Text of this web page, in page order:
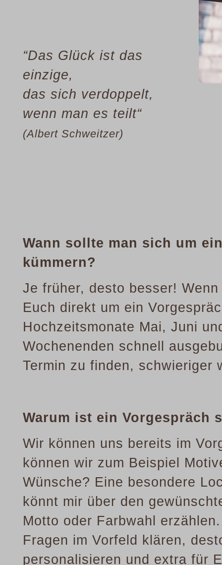
“Das Glück ist das
einzige,
das sich verdoppelt,
wenn man es teilt“
(Albert Schweitzer)
Wann sollte man sich um
kümmern?
Je früher, desto besser!
Euch direkt um ein
Hochzeitsmonate Mai, Juni
Wochenenden schnell
Termin zu finden, schwieriger
Warum ist ein Vorgespräch
Wir können uns bereits im
können wir zum Beispiel
Wünsche? Eine besondere
könnt mir über den
Motto oder Farbwahl
Fragen im Vorfeld klären,
personalisieren und extra für